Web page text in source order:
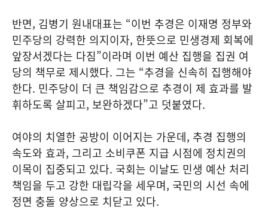
반면, 김병기 원내대표는 “이번 추경은 이재명 정부와
민주당의 강력한 의지이자, 한뜻으로 민생경제 회복에
앞장서겠다는 다짐”이라며 이번 예산 집행을 집권 여
당의 책무로 제시했다. 그는 “추경을 신속히 집행해야
한다. 민주당이 더 큰 책임감으로 추경이 제 효과를 발
휘하도록 살피고, 보완하겠다”고 덧붙였다.
여야의 치열한 공방이 이어지는 가운데, 추경 집행의
속도와 효과, 그리고 소비쿠폰 지급 시점에 정치권의
이목이 집중되고 있다. 국회는 이날도 민생 예산 처리
책임을 두고 강한 대립각을 세우며, 국민의 시선 속에
정면 충돌 양상으로 치닫고 있다.